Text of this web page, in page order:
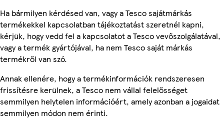
Ha bármilyen kérdésed van, vagy a Tesco sajátmárkás
termékekkel kapcsolatban tájékoztatást szeretnél kapni,
kérjük, hogy vedd fel a kapcsolatot a Tesco vevőszolgálatával,
vagy a termék gyártójával, ha nem Tesco saját márkás
termékről van szó.
Annak ellenére, hogy a termékinformációk rendszeresen
frissítésre kerülnek, a Tesco nem vállal felelősséget
semmilyen helytelen információért, amely azonban a jogaidat
semmilyen módon nem érinti.